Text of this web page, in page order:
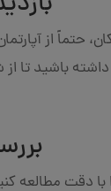
حتماً از
باشید تا از
با دقت مطالعه